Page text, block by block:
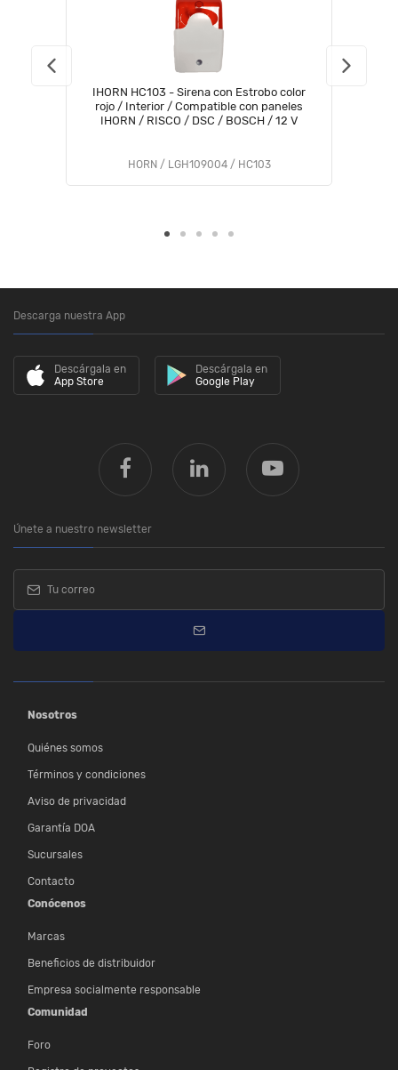
IHORN HC103 - Sirena con Estrobo color
rojo / Interior / Compatible con paneles
IHORN / RISCO / DSC / BOSCH / 12 V
HORN / LGH109004 / HC103
Descarga nuestra App
Descárgala en
App Store
Descárgala en
Google Play
Únete a nuestro newsletter
Nosotros
Quiénes somos
Términos y condiciones
Aviso de privacidad
Garantía DOA
Sucursales
Contacto
Conócenos
Marcas
Beneficios de distribuidor
Empresa socialmente responsable
Comunidad
Foro